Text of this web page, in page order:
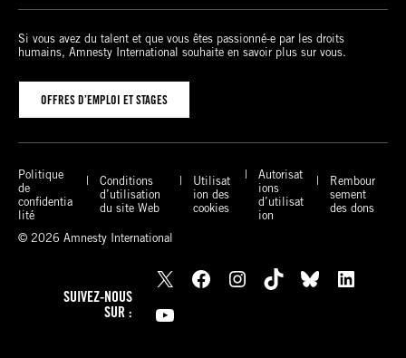
Si vous avez du talent et que vous êtes passionné-e par les droits
humains, Amnesty International souhaite en savoir plus sur vous.
OFFRES D’EMPLOI ET STAGES
Politique
de
confidentia
lité
Conditions
d’utilisation
du site Web
Utilisat
ion des
cookies
Autorisat
ions
d’utilisat
ion
Rembour
sement
des dons
© 2026 Amnesty International
SUIVEZ-NOUS
SUR :
X Facebook Instagram TikTok Bluesky
LinkedIn
YouTube